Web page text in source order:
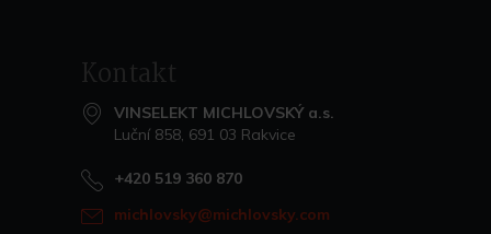
Kontakt
VINSELEKT MICHLOVSKÝ a.s.
Luční 858, 691 03 Rakvice
+420 519 360 870
michlovsky@michlovsky.com